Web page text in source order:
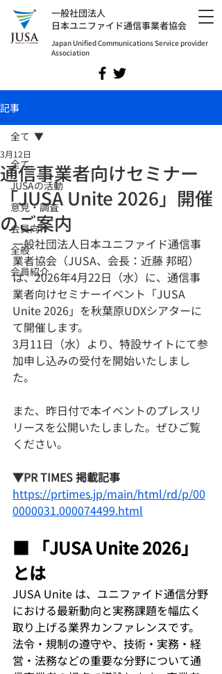
​一般社団法人
日本ユニファイド通信事業者協会
Japan Unified Communications Service provider
Association
記事
全て
JUSAの活動
意見・調査
会員向け
全般
会員紹介
全て
通信事業者向けセミナー
「JUSA Unite 2026」開催
のご案内
3月12日
一般社団法人日本ユニファイド通信事
業者協会（JUSA、会長：近藤 邦昭）
は、2026年4月22日（水）に、通信事
業者向けセミナーイベント「JUSA
Unite 2026」を秋葉原UDXシアターに
て開催します。
3月11日（水）より、特設サイトにて参
加申し込みの受付を開始いたしまし
た。
また、昨日付で本イベントのプレスリ
リースを公開いたしました。ぜひご覧
ください。
▼PR TIMES 掲載記事
https://prtimes.jp/main/html/rd/p/00
0000031.000074499.html
■ 「JUSA Unite 2026」
とは
JUSA Unite は、ユニファイド通信分野
における最新動向と実務課題を幅広く
取り上げる業界カンファレンスです。
法令・規制の遵守や、技術・実務・経
営・法務などの重要な分野について通